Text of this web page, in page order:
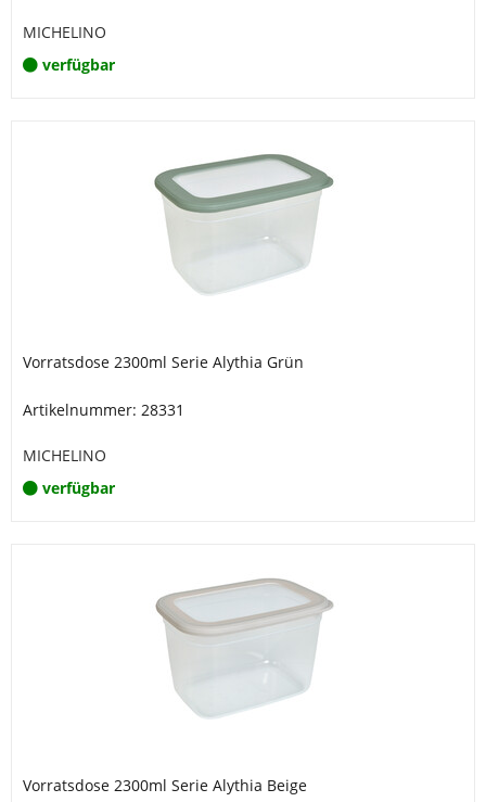
MICHELINO
verfügbar
Vorratsdose 2300ml Serie Alythia Grün
Artikelnummer: 28331
MICHELINO
verfügbar
Vorratsdose 2300ml Serie Alythia Beige